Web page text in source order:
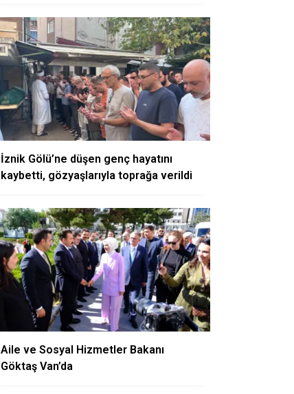
İznik Gölü’ne düşen genç hayatını
kaybetti, gözyaşlarıyla toprağa verildi
Aile ve Sosyal Hizmetler Bakanı
Göktaş Van’da